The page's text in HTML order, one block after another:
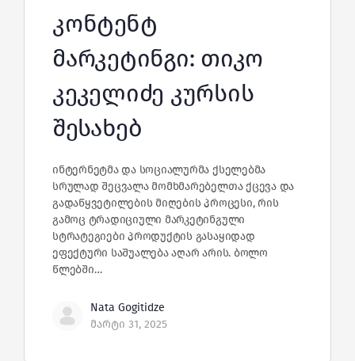
კონტენტ
მარკეტინგი: თიკო
კეკელიძე კურსის
შესახებ
ინტერნეტმა და სოციალურმა ქსელებმა
სრულად შეცვალა მომხმარებელთა ქცევა და
გადაწყვეტილების მიღების პროცესი, რის
გამოც ტრადიციული მარკეტინგული
სტრატეგიები პროდუქტის გასაყიდად
ეფექტური საშუალება აღარ არის. ბოლო
წლებში…
Nata Gogitidze
მარტი 31, 2025